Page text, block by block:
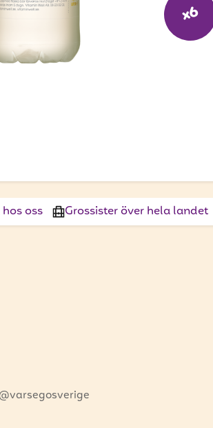
x6
oss Grossister över hela landet